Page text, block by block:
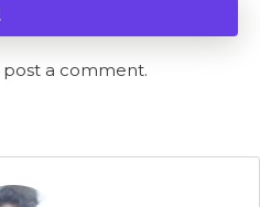
a comment.